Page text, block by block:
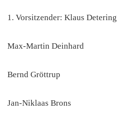
1. Vorsitzender: Klaus Detering
Max-Martin Deinhard
Bernd Gröttrup
Jan-Niklaas Brons